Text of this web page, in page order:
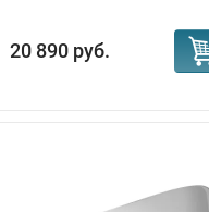
20 890 руб.